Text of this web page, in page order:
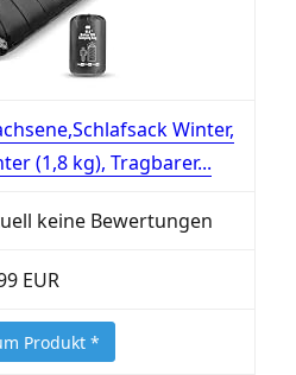
Winter,
(1,8 kg), Tragbarer...
keine Bewertungen
EUR
Produkt *